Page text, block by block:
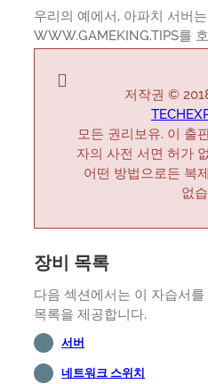
우리의 예에서, 아파치 서버
WWW.GAMEKING.TIPS를
저작권 ©
모든 권리보유. 이 출
자의 사전 서면 허가
어떤 방법으로든 복
없
장비 목록
다음 섹션에서는 이 자습서
목록을 제공합니다.
서버
네트워크 스위치